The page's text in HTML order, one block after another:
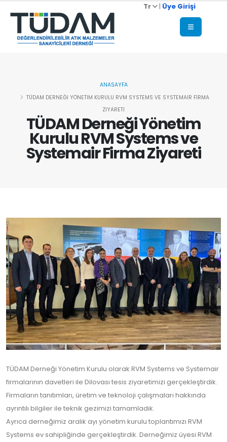
Tr | Üye Girişi
TÜDAM Derneği Yönetim
Kurulu RVM Systems ve
Systemair Firma Ziyareti
ANASAYFA
TÜDAM DERNEĞI YÖNETIM KURULU RVM SYSTEMS VE SYSTEMAIR FIRMA
ZIYARETI
TÜDAM Derneği Yönetim Kurulu olarak RVM Systems ve Systemair
firmalarının davetleri ile Dilovası tesis ziyaretimizi gerçekleştirdik.
Firmaların tanıtımları, üretim ve teknoloji çalışmaları hakkında
ayrıntılı bilgiler ile teknik gezimizi tamamladık.
Ayrıca derneğimiz aralık ayı yönetim kurulu toplantımızı RVM
Systems ev sahipliğinde gerçekleştirdik. Derneğimiz üyesi RVM